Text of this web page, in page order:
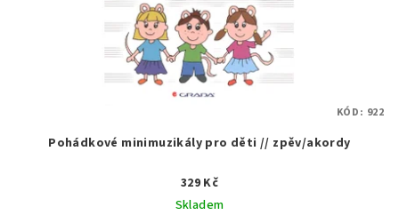
Pohádkové minimuzikály pro děti // zpěv/akordy
329 Kč
Skladem
KÓD: 922